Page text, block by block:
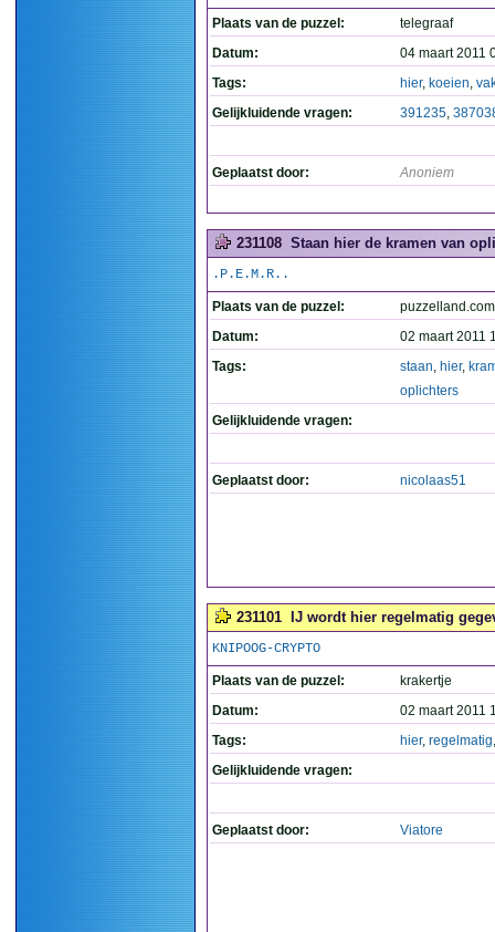
Plaats van de puzzel:
telegraaf
Datum:
04 maart 2011
Tags:
hier, koeien,
Gelijkluidende vragen:
391235,
Geplaatst door: Anoniem
231108 Staan hier de kramen van
.P.E.M.R..
Plaats van de puzzel:
Datum:
02 maart 2011
Tags:
staan, hier,
oplichters
Gelijkluidende vragen:
Geplaatst door: nicolaas51
231101 IJ wordt hier regelmatig
KNIPOOG-CRYPTO
Plaats van de puzzel:
krakertje
Datum:
02 maart 2011
Tags:
hier, regelmatig
Gelijkluidende vragen:
Geplaatst door: Viatore